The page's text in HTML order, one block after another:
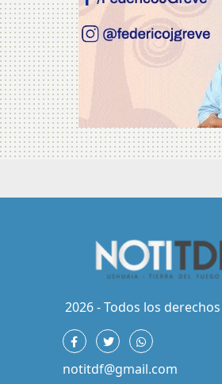
2026 - Todos los
notitdf@gmail.com